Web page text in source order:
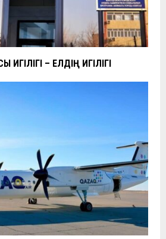
ИГІЛІГІ – ЕЛДІҢ ИГІЛІГІ